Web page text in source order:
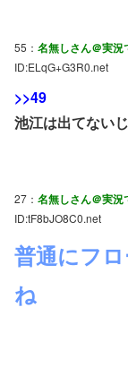
55： 名無しさん＠実況
ID:ELqG+G3R0.net
>>49
池江は出てない
27： 名無しさん＠実況
ID:tF8bJO8C0.net
普通にフ
ね